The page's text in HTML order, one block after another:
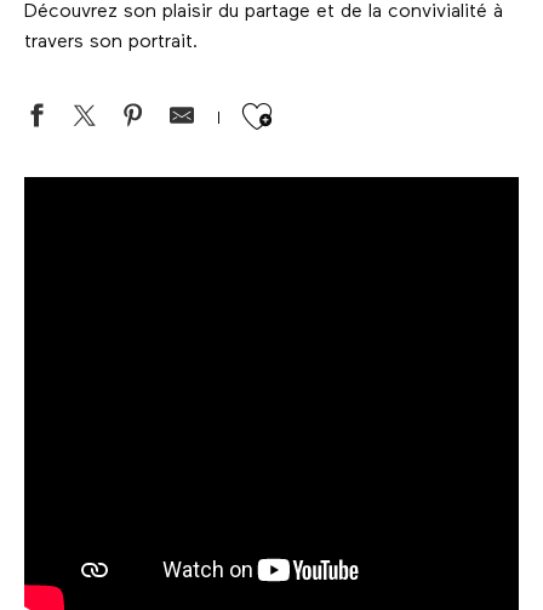
Découvrez son plaisir du partage et de la convivialité à
travers son portrait.
Ajouter aux